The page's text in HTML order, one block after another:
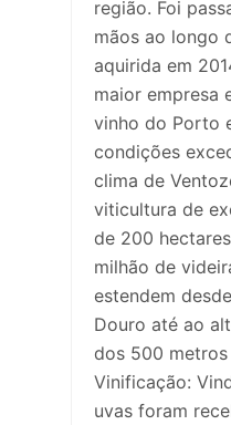
região. Foi
mãos ao longo
aquirida em
maior empresa
vinho do Porto
condições
clima de
viticultura de
de 200
milhão de
estendem
Douro até ao
dos 500
Vinificação:
uvas foram